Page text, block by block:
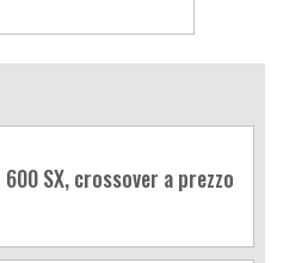
600 SX, crossover a prezzo